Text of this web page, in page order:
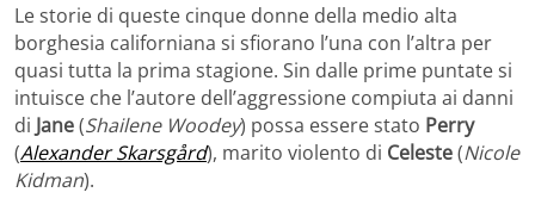
Le storie di queste cinque donne della medio alta
borghesia californiana si sfiorano l’una con l’altra per
quasi tutta la prima stagione. Sin dalle prime puntate si
intuisce che l’autore dell’aggressione compiuta ai danni
di Jane(Shailene Woodey) possa essere stato Perry
(Alexander Skarsgård), marito violento di Celeste(Nicole
Kidman).